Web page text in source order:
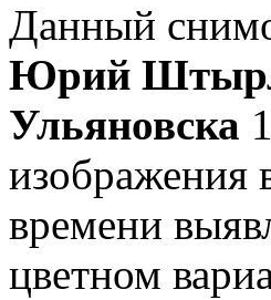
Данный
Юрий
Ульяновска
изображения
времени
цветном